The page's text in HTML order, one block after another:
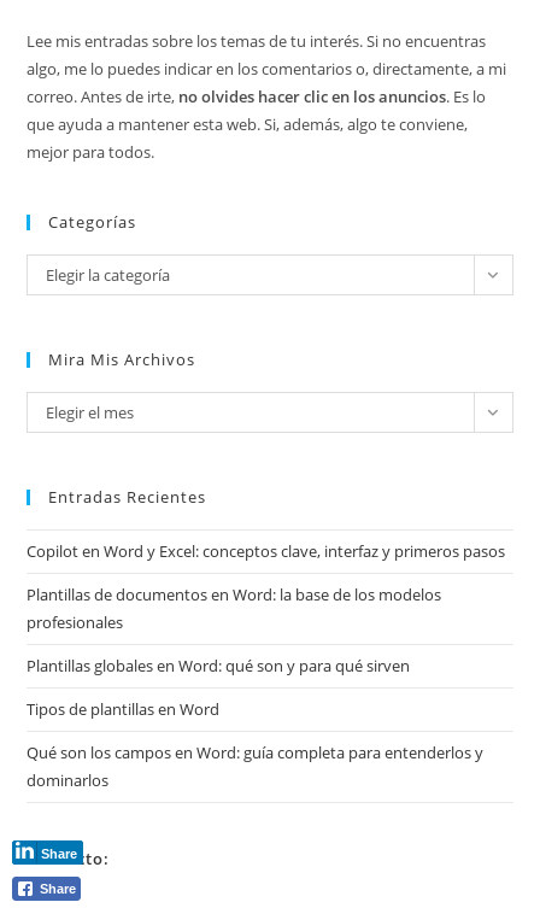
Lee mis entradas sobre los temas de tu interés. Si no encuentras
algo, me lo puedes indicar en los comentarios o, directamente, a mi
correo. Antes de irte, no olvides hacer clic en los anuncios. Es lo
que ayuda a mantener esta web. Si, además, algo te conviene,
mejor para todos.
Categorías
Categorías
Elegir la categoría
Mira Mis Archivos
Mira
mis
Elegir el mes
Entradas Recientes
Copilot en Word y Excel: conceptos clave, interfaz y primeros pasos
Plantillas de documentos en Word: la base de los modelos
profesionales
Plantillas globales en Word: qué son y para qué sirven
Tipos de plantillas en Word
Qué son los campos en Word: guía completa para entenderlos y
dominarlos
Contacto:
Share
Share